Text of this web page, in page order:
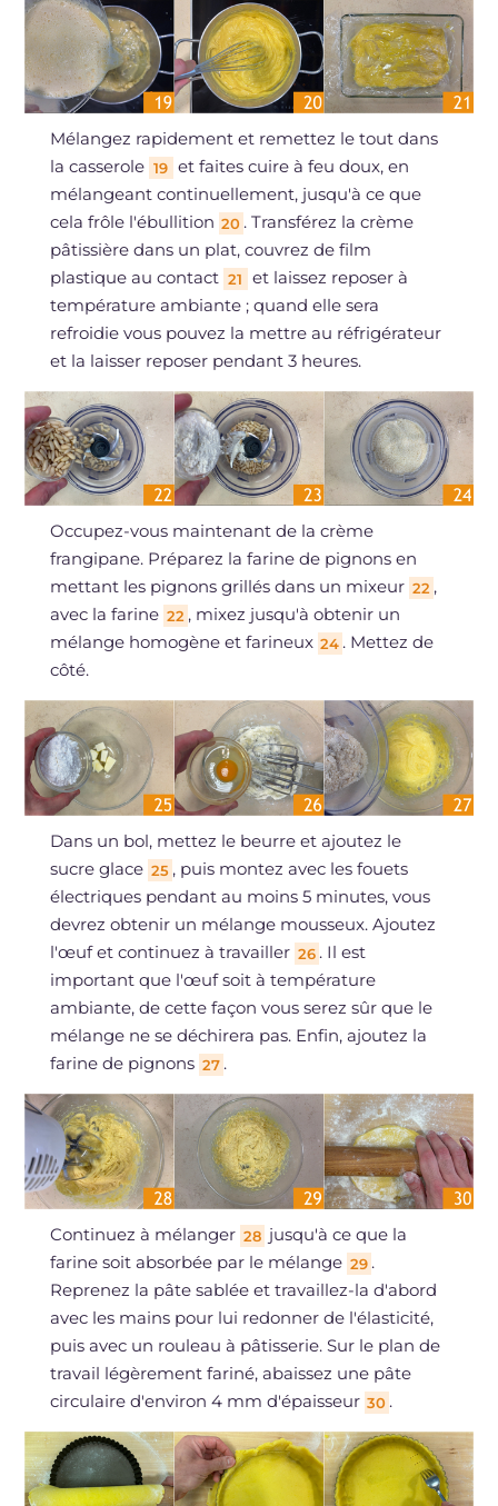
Mélangez rapidement et remettez le tout dans
la casserole 19 et faites cuire à feu doux, en
mélangeant continuellement, jusqu'à ce que
cela frôle l'ébullition 20 . Transférez la crème
pâtissière dans un plat, couvrez de film
plastique au contact 21
et laissez reposer à
température ambiante ; quand elle sera
refroidie vous pouvez la mettre au réfrigérateur
et la laisser reposer pendant 3 heures.
Occupez-vous maintenant de la crème
frangipane. Préparez la farine de pignons en
mettant les pignons grillés dans un mixeur 22 ,
avec la farine 22 , mixez jusqu'à obtenir un
mélange homogène et farineux 24 . Mettez de
côté.
Dans un bol, mettez le beurre et ajoutez le
sucre glace 25 , puis montez avec les fouets
électriques pendant au moins 5 minutes, vous
devrez obtenir un mélange mousseux. Ajoutez
l'œuf et continuez à travailler 26 . Il est
important que l'œuf soit à température
ambiante, de cette façon vous serez sûr que le
mélange ne se déchirera pas. Enfin, ajoutez la
farine de pignons 27 .
Continuez à mélanger 28 jusqu'à ce que la
farine soit absorbée par le mélange 29 .
Reprenez la pâte sablée et travaillez-la d'abord
avec les mains pour lui redonner de l'élasticité,
puis avec un rouleau à pâtisserie. Sur le plan de
travail légèrement fariné, abaissez une pâte
circulaire d'environ 4 mm d'épaisseur 30 .